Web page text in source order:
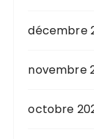
décembre
novembre
octobre